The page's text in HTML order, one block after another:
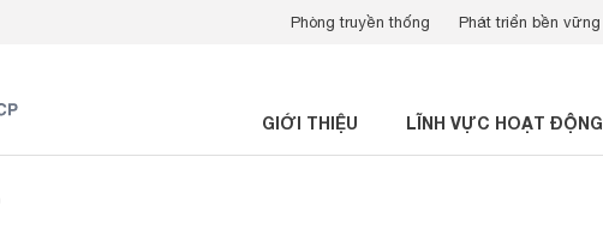
Phòng truyền thống Phát triển bền vững
GIỚI THIỆU LĨNH VỰC HOẠT ĐỘNG